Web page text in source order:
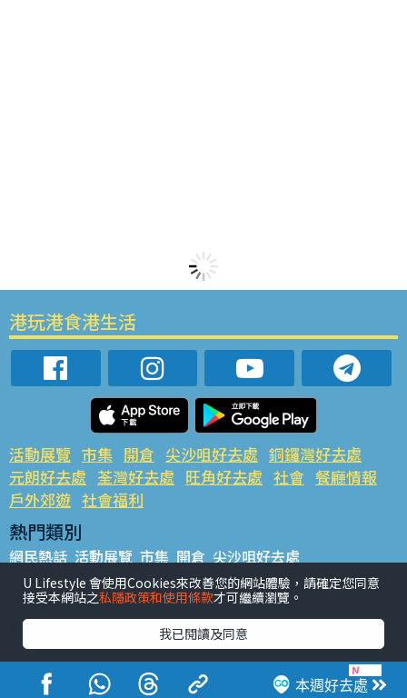
本週好去處
港玩港食港生活
活動展覽 市集 開倉 尖沙咀好去處 銅鑼灣好去處
元朗好去處 荃灣好去處 旺角好去處 社會 餐廳情報
戶外郊遊 社會福利
熱門類別
網民熱話 活動展覽 市集 開倉 尖沙咀好去處
銅鑼灣好去處 元朗好去處 荃灣好去處 旺角好去處 社會
餐廳情報 戶外郊遊
熱門標籤
#UGO搵好去處 #人氣活動推介 #美食社群熱話
#親子玩樂好去處
#ULifestyle應用程式
#限時搶
U Lifestyle 會使用Cookies來改善您的網站體驗，請確定您同意
接受本網站之私隱政策和使用條款才可繼續瀏覽。
我已閱讀及同意